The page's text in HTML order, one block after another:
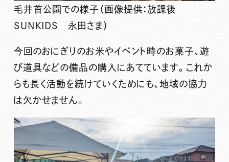
毛井首公園での様子（画像提供：放課後
SUNKIDS 永田さま）
今回のおにぎりのお米やイベント時のお菓子、遊
び道具などの備品の購入にあてています。これか
らも長く活動を続けていくためにも、地域の協力
は欠かせません。